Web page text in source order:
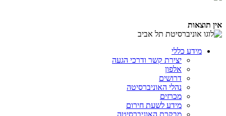
אין תוצאות
מידע כללי
יצירת קשר ודרכי הגעה
אלפון
דרושים
נהלי האוניברסיטה
מכרזים
מידע לשעת חירום